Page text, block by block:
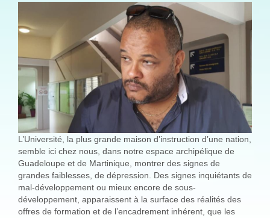
L’Université, la plus grande maison d’instruction d’une nation,
semble ici chez nous, dans notre espace archipélique de
Guadeloupe et de Martinique, montrer des signes de
grandes faiblesses, de dépression. Des signes inquiétants de
mal-développement ou mieux encore de sous-
développement, apparaissent à la surface des réalités des
offres de formation et de l’encadrement inhérent, que les